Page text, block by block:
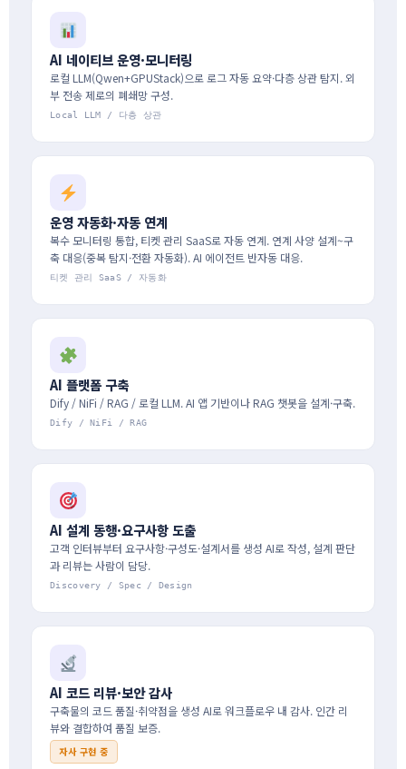
AI 네이티브 운영·모니터링
로컬 LLM(Qwen+GPUStack)으로 로그 자동 요약·다층 상관 탐지. 외
부 전송 제로의 폐쇄망 구성.
Local LLM / 다층 상관
운영 자동화·자동 연계
복수 모니터링 통합, 티켓 관리 SaaS로 자동 연계. 연계 사양 설계~구
축 대응(중복 탐지·전환 자동화). AI 에이전트 반자동 대응.
티켓 관리 SaaS / 자동화
AI 플랫폼 구축
Dify / NiFi / RAG / 로컬 LLM. AI 앱 기반이나 RAG 챗봇을 설계·구축.
Dify / NiFi / RAG
AI 설계 동행·요구사항 도출
고객 인터뷰부터 요구사항·구성도·설계서를 생성 AI로 작성, 설계 판단
과 리뷰는 사람이 담당.
Discovery / Spec / Design
AI 코드 리뷰·보안 감사
구축물의 코드 품질·취약점을 생성 AI로 워크플로우 내 감사. 인간 리
뷰와 결합하여 품질 보증.
자사 구현 중